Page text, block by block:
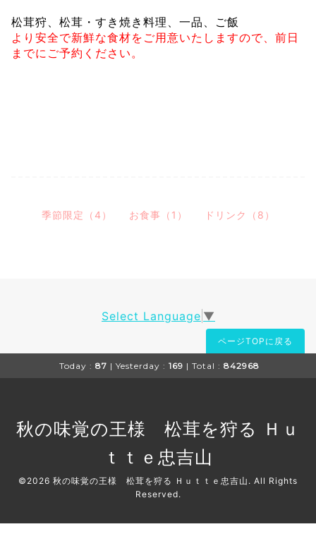
松茸狩、松茸・すき焼き料理、一品、ご飯
より安全で新鮮な食材をご用意いたしますので、前日
までにご予約ください。
季節限定（4） お食事（1） ドリンク（8）
Select Language ▼
ページTOPに戻る
Today : 87 | Yesterday : 169 | Total : 842968
秋の味覚の王様 松茸を狩る Ｈｕ
ｔｔｅ忠吉山
©2026 秋の味覚の王様 松茸を狩る Ｈｕｔｔｅ忠吉山 . All Rights
Reserved.